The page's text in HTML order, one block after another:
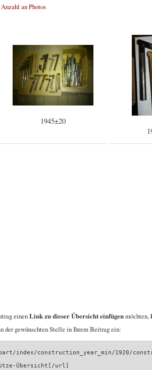
Anzahl an Photos
1945±20
einenLink zu dieser Übersicht einfügenmöchten,
der gewünschten Stelle in Ihrem Beitrag ein:
index/construction_year_min/1920/
Übersicht[/url]